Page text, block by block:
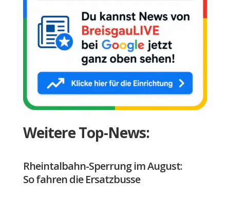
Weitere Top-News:
Rheintalbahn-Sperrung im August:
So fahren die Ersatzbusse